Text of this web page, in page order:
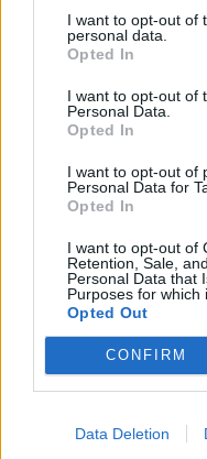
I want to opt-out of
personal data.
Opted In
I want to opt-out of
Personal Data.
Opted In
I want to opt-out of
Personal Data for
Opted In
I want to opt-out of
Retention, Sale,
Personal Data that
Purposes for which
Opted Out
CONFIRM
Data Deletion
contributi
06/01/2019
SANATORIE "PER
condono edilizio
11/02/2018
LA BEFFA
Abusivi e
sanatoria